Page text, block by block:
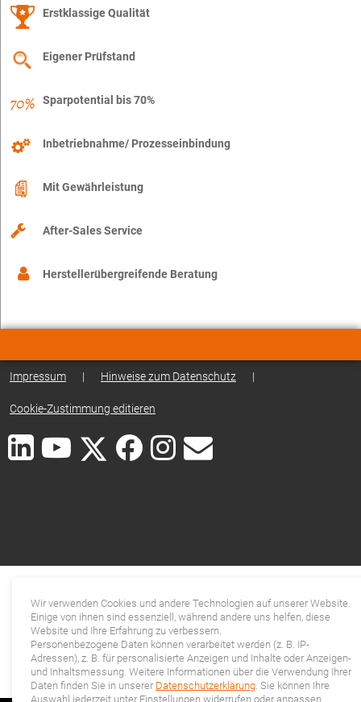
Erstklassige Qualität
Eigener Prüfstand
Sparpotential bis 70%
Inbetriebnahme/ Prozesseinbindung
Mit Gewährleistung
After-Sales Service
Herstellerübergreifende Beratung
Impressum | Hinweise zum Datenschutz |
Cookie-Zustimmung editieren
Wir verwenden Cookies und andere Technologien auf unserer Website.
Einige von ihnen sind essenziell, während andere uns helfen, diese
Website und Ihre Erfahrung zu verbessern.
Personenbezogene Daten können verarbeitet werden (z. B. IP-
Adressen), z. B. für personalisierte Anzeigen und Inhalte oder Anzeigen-
und Inhaltsmessung. Weitere Informationen über die Verwendung Ihrer
Daten finden Sie in unserer Datenschutzerklärung . Sie können Ihre
Auswahl jederzeit unter Einstellungen widerrufen oder anpassen.